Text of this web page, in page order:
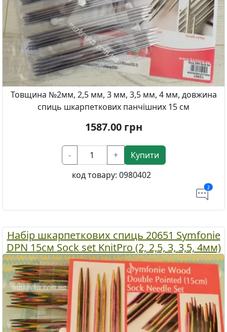
Товщина №2мм, 2,5 мм, 3 мм, 3,5 мм, 4 мм, довжина
спиць шкарпеткових панчішних 15 см
1587.00грн
- +
Купити
код товару: 0980402
2
Набір шкарпеткових спиць 20651 Symfonie
DPN 15см Sock set KnitPro (2, 2,5, 3, 3,5, 4мм)